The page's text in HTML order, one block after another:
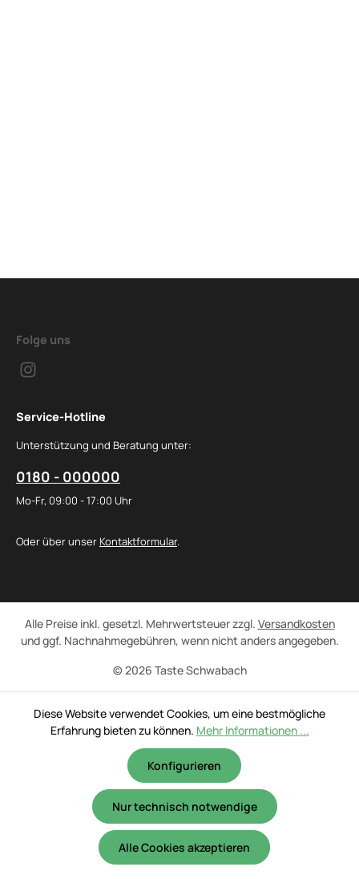
Folge uns
Service-Hotline
Unterstützung und Beratung unter:
0180 - 000000
Mo-Fr, 09:00 - 17:00 Uhr
Oder über unser Kontaktformular.
© 2026 Taste Schwabach
Alle Preise inkl. gesetzl. Mehrwertsteuer zzgl. Versandkosten
und ggf. Nachnahmegebühren, wenn nicht anders angegeben.
Diese Website verwendet Cookies, um eine bestmögliche
Erfahrung bieten zu können. Mehr Informationen ...
Nur technisch notwendige
Konfigurieren
Alle Cookies akzeptieren